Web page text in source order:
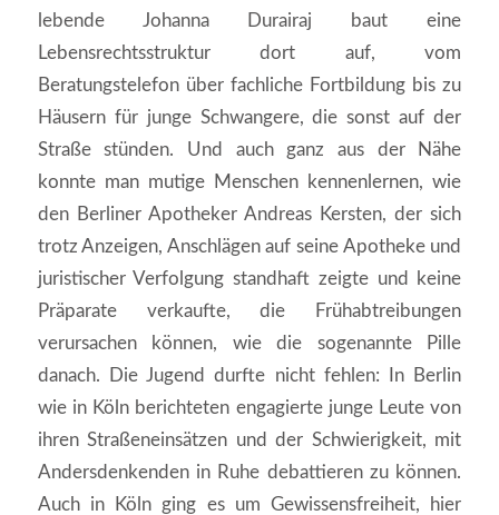
lebende Johanna Durairaj baut eine
Lebensrechtsstruktur dort auf, vom
Beratungstelefon über fachliche Fortbildung bis zu
Häusern für junge Schwangere, die sonst auf der
Straße stünden. Und auch ganz aus der Nähe
konnte man mutige Menschen kennenlernen, wie
den Berliner Apotheker Andreas Kersten, der sich
trotz Anzeigen, Anschlägen auf seine Apotheke und
juristischer Verfolgung standhaft zeigte und keine
Präparate verkaufte, die Frühabtreibungen
verursachen können, wie die sogenannte Pille
danach. Die Jugend durfte nicht fehlen: In Berlin
wie in Köln berichteten engagierte junge Leute von
ihren Straßeneinsätzen und der Schwierigkeit, mit
Andersdenkenden in Ruhe debattieren zu können.
Auch in Köln ging es um Gewissensfreiheit, hier